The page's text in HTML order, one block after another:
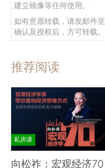
建立镜像等任何使用。
如有意愿转载，请发邮件至
确认及授权后，方可转载。
推荐阅读
私房课
向松祚：宏观经济70